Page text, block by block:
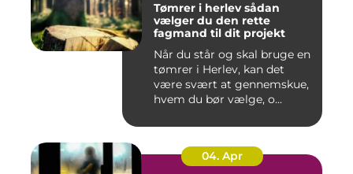
Tømrer i herlev sådan
vælger du den rette
fagmand til dit projekt
Når du står og skal bruge en
tømrer i Herlev, kan det
være svært at gennemskue,
hvem du bør vælge, o...
04. Apr